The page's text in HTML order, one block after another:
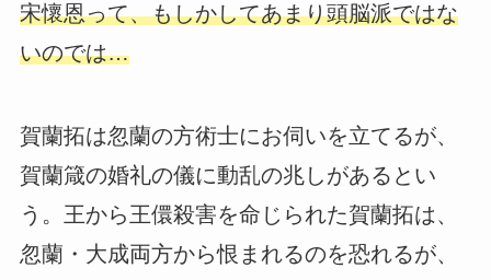
宋懷恩って、もしかしてあまり頭脳派ではな
いのでは…
賀蘭拓は忽蘭の方術士にお伺いを立てるが、
賀蘭箴の婚礼の儀に動乱の兆しがあるとい
う。王から王儇殺害を命じられた賀蘭拓は、
忽蘭・大成両方から恨まれるのを恐れるが、